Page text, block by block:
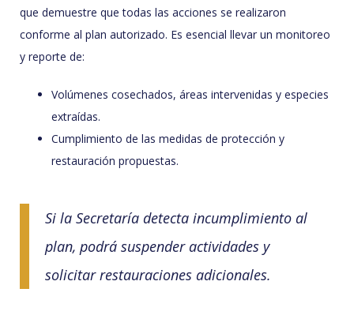
que demuestre que todas las acciones se realizaron
conforme al plan autorizado. Es esencial llevar un monitoreo
y reporte de:
Volúmenes cosechados, áreas intervenidas y especies
extraídas.
Cumplimiento de las medidas de protección y
restauración propuestas.
Si la Secretaría detecta incumplimiento al
plan, podrá suspender actividades y
solicitar restauraciones adicionales.